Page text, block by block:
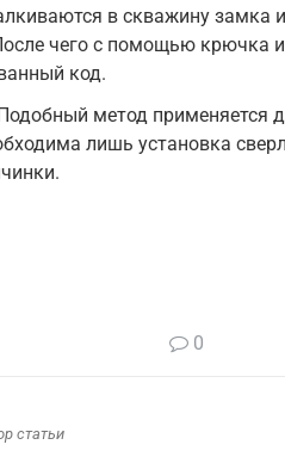
в скважину замка
чего с помощью крючка
код.
метод применяется
лишь установка
0
статьи